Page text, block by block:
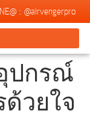
: @airvengerpro
ปกรณ์
วยใจ